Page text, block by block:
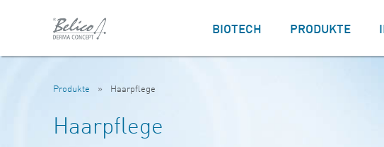
BIOTECH PRODUKTE
Produkte » Haarpflege
Haarpflege